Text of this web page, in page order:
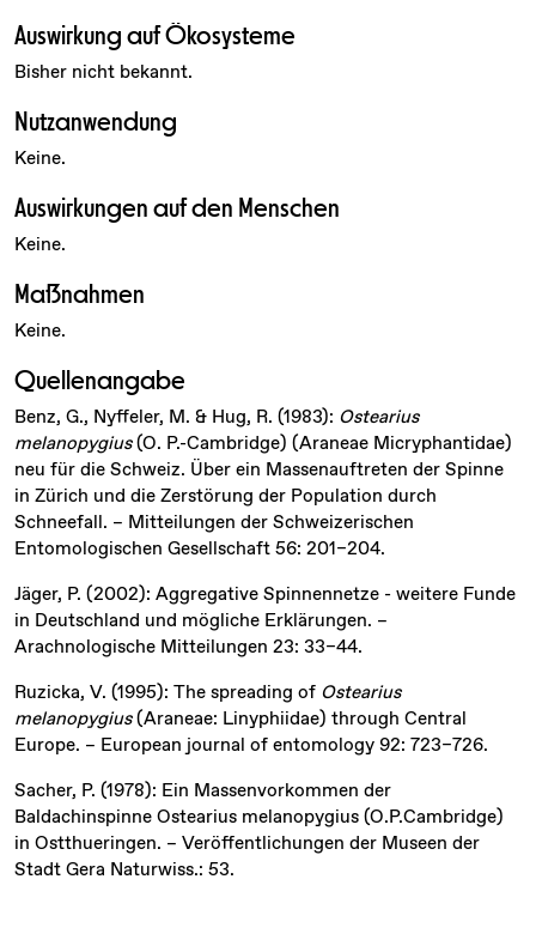
Auswirkung auf Ökosysteme
Bisher nicht bekannt.
Nutzanwendung
Keine.
Auswirkungen auf den Menschen
Keine.
Maßnahmen
Keine.
Quellenangabe
Benz, G., Nyffeler, M. & Hug, R. (1983): Ostearius
melanopygius(O. P.-Cambridge) (Araneae Micryphantidae)
neu für die Schweiz. Über ein Massenauftreten der Spinne
in Zürich und die Zerstörung der Population durch
Schneefall. – Mitteilungen der Schweizerischen
Entomologischen Gesellschaft 56: 201–204.
Jäger, P. (2002): Aggregative Spinnennetze - weitere Funde
in Deutschland und mögliche Erklärungen. –
Arachnologische Mitteilungen 23: 33–44.
Ruzicka, V. (1995): The spreading of Ostearius
melanopygius(Araneae: Linyphiidae) through Central
Europe. – European journal of entomology 92: 723–726.
Sacher, P. (1978): Ein Massenvorkommen der
Baldachinspinne Ostearius melanopygius (O.P.Cambridge)
in Ostthueringen. – Veröffentlichungen der Museen der
Stadt Gera Naturwiss.: 53.